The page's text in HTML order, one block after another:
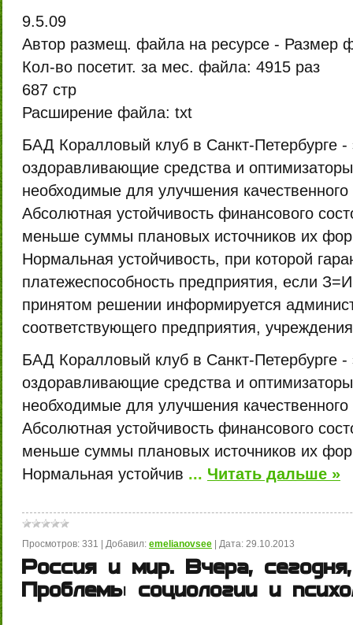
9.5.09
Автор размещ. файла на ресурсе - Размер
Кол-во посетит. за мес. файла: 4915 раз
687 стр
Расширение файла: txt
БАД Коралловый клуб в Санкт-Петербурге
оздоравливающие средства и
необходимые для улучшения
Абсолютная устойчивость финансового
меньше суммы плановых источников их
Нормальная устойчивость, при которой
платежеспособность предприятия, если
принятом решении информируется
соответствующего предприятия,
БАД Коралловый клуб в Санкт-Петербурге
оздоравливающие средства и
необходимые для улучшения
Абсолютная устойчивость финансового
меньше суммы плановых источников их
Нормальная устойчив ... Читать дальше »
Просмотров: 331 Добавил: emelianovsee Дата: 29.10.2013
Россия и мир. Вчера,
Проблемы социологии и